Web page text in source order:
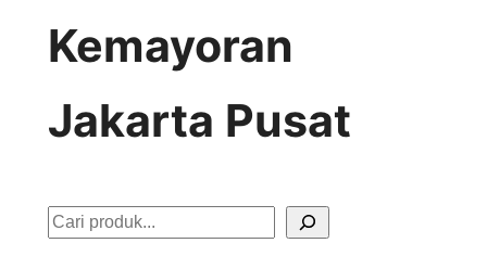
Kemayoran
Jakarta Pusat
S